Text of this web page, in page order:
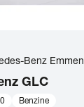
Benz Emmen
GLC
Benzine